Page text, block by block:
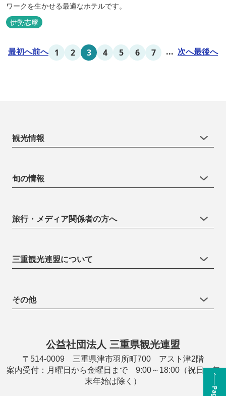
ワークを生かせる最適なホテルです。
伊勢志摩
最初へ前へ 1 2 3 4 5 6 7 ... 次へ最後へ
観光情報
旬の情報
旅行・メディア関係者の方へ
三重観光連盟について
その他
公益社団法人 三重県観光連盟
〒514-0009 三重県津市羽所町700 アスト津2階
案内受付：月曜日から金曜日まで 9:00～18:00（祝日・年
末年始は除く）